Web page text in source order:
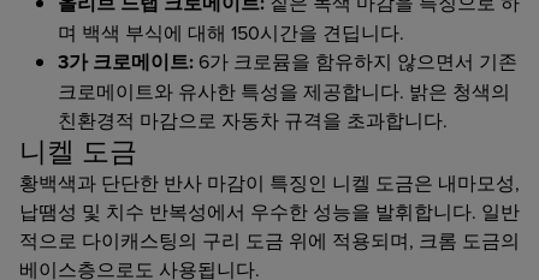
며 백색 부식에 대해 150시간을 견딥니다.
3가 크로메이트: 6가 크로뮴을 함유하지 않으면서 기존
크로메이트와 유사한 특성을 제공합니다. 밝은 청색의
친환경적 마감으로 자동차 규격을 초과합니다.
니켈 도금
황백색과 단단한 반사 마감이 특징인 니켈 도금은 내마모성,
납땜성 및 치수 반복성에서 우수한 성능을 발휘합니다. 일반
적으로 다이캐스팅의 구리 도금 위에 적용되며, 크롬 도금의
베이스층으로도 사용됩니다.